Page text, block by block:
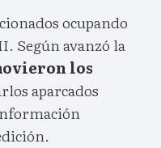
ocupando
Según avanzó la
los
aparcados